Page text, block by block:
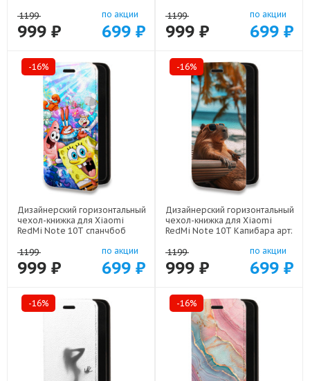
1199
999 ₽
по акции
699 ₽
1199
999 ₽
по акции
699 ₽
-16%
Дизайнерский горизонтальный
чехол-книжка для Xiaomi
RedMi Note 10T спанчбоб
1199
999 ₽
по акции
699 ₽
-16%
Дизайнерский горизонтальный
чехол-книжка для Xiaomi
RedMi Note 10T Капибара арт:
1199
999 ₽
по акции
699 ₽
-16% -16%